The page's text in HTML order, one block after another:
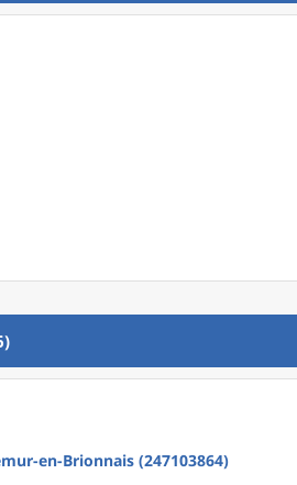
en-Brionnais (247103864)